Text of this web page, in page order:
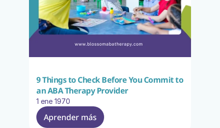
9 Things to Check Before You Commit to
an ABA Therapy Provider
1 ene 1970
Aprender más